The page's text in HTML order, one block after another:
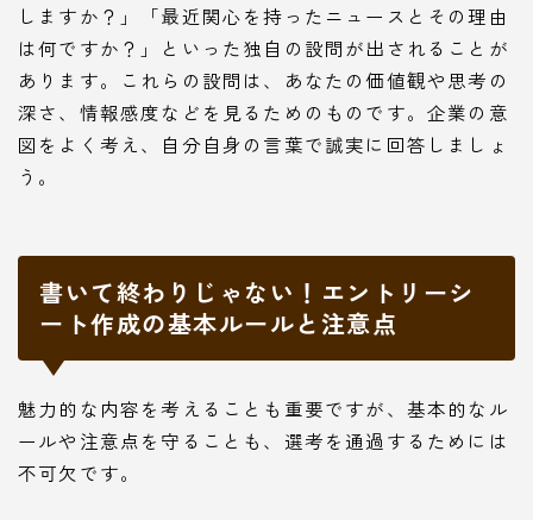
しますか？」「最近関心を持ったニュースとその理由
は何ですか？」といった独自の設問が出されることが
あります。これらの設問は、あなたの価値観や思考の
深さ、情報感度などを見るためのものです。企業の意
図をよく考え、自分自身の言葉で誠実に回答しましょ
う。
書いて終わりじゃない！エントリーシ
ート作成の基本ルールと注意点
魅力的な内容を考えることも重要ですが、基本的なル
ールや注意点を守ることも、選考を通過するためには
不可欠です。